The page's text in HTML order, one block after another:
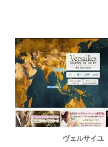
ヴェルサイユ